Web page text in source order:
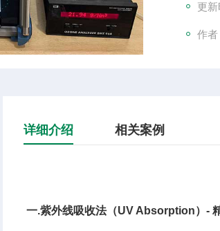
更
作者
详细介绍 相关案例
一.紫外线吸收法（UV Absorption）-